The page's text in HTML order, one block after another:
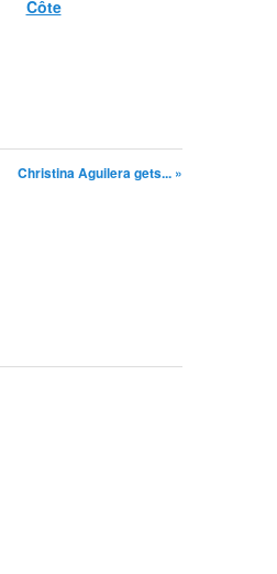
Côte
Christina Aguilera gets... »